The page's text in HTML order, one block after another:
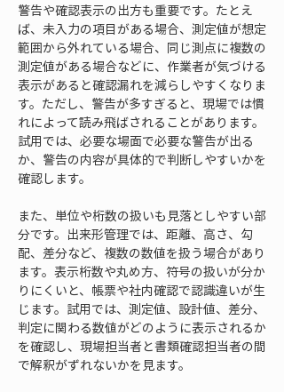
警告や確認表示の出方も重要です。たとえ
ば、未入力の項目がある場合、測定値が想定
範囲から外れている場合、同じ測点に複数の
測定値がある場合などに、作業者が気づける
表示があると確認漏れを減らしやすくなりま
す。ただし、警告が多すぎると、現場では慣
れによって読み飛ばされることがあります。
試用では、必要な場面で必要な警告が出る
か、警告の内容が具体的で判断しやすいかを
確認します。
また、単位や桁数の扱いも見落としやすい部
分です。出来形管理では、距離、高さ、勾
配、差分など、複数の数値を扱う場合があり
ます。表示桁数や丸め方、符号の扱いが分か
りにくいと、帳票や社内確認で認識違いが生
じます。試用では、測定値、設計値、差分、
判定に関わる数値がどのように表示されるか
を確認し、現場担当者と書類確認担当者の間
で解釈がずれないかを見ます。